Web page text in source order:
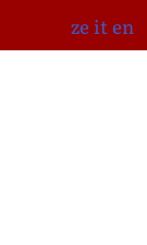
ze iten